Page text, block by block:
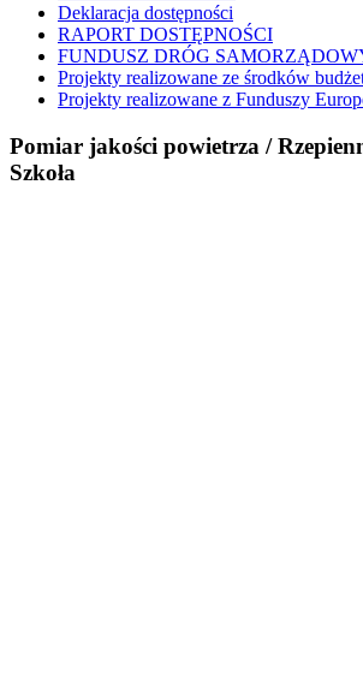
Deklaracja dostępności
RAPORT DOSTĘPNOŚCI
FUNDUSZ DRÓG
Projekty realizowane ze środków
Projekty realizowane z Funduszy
Pomiar jakości powietrza /
Szkoła